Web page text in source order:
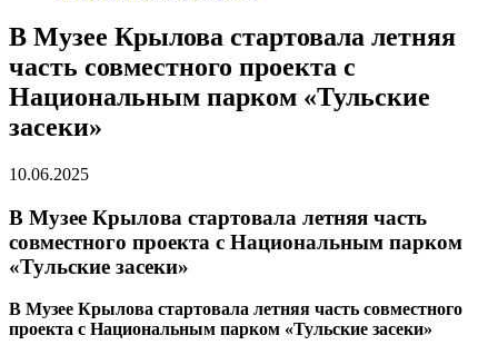
В Музее Крылова стартовала летняя
часть совместного проекта с
Национальным парком «Тульские
засеки»
10.06.2025
В Музее Крылова стартовала летняя часть
совместного проекта с Национальным парком
«Тульские засеки»
В Музее Крылова стартовала летняя часть совместного
проекта с Национальным парком «Тульские засеки»